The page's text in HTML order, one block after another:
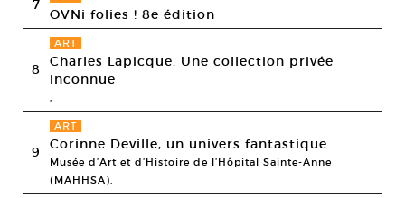
7
OVNi folies ! 8e édition
8
ART
Charles Lapicque. Une collection privée
inconnue
9
ART
Corinne Deville, un univers fantastique
Musée d’Art et d’Histoire de l’Hôpital Sainte-Anne
(MAHHSA),